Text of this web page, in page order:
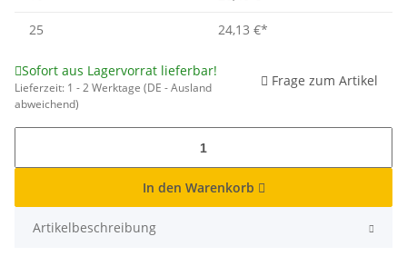
25
24,13 €*
Sofort aus Lagervorrat lieferbar!
Lieferzeit: 1 - 2 Werktage (DE - Ausland
abweichend)
Frage zum Artikel
In den Warenkorb
Artikelbeschreibung